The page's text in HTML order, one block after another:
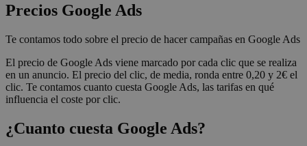
Precios Google Ads
Te contamos todo sobre el precio de hacer campañas en Google Ads
El precio de Google Ads viene marcado por cada clic que se realiza
en un anuncio. El precio del clic, de media, ronda entre 0,20 y 2€ el
clic. Te contamos cuanto cuesta Google Ads, las tarifas en qué
influencia el coste por clic.
¿Cuanto cuesta Google Ads?